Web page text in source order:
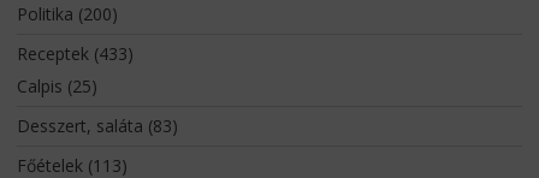
Politika (200)
Receptek(433)
Calpis (25)
Desszert, saláta (83)
Főételek(113)